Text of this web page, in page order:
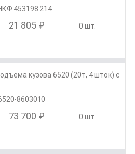
21 805 ₽ 0 шт.
кузова 6520 (20т, 4 шток) с
8603010
73 700 ₽ 0 шт.